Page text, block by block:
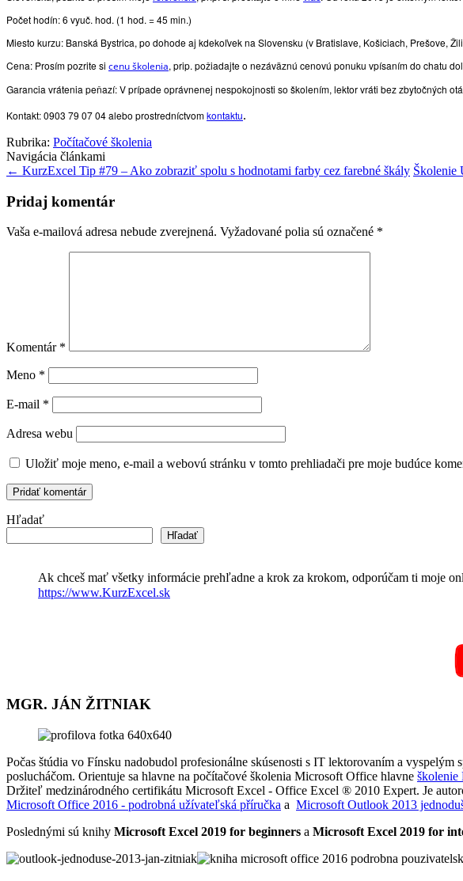
Počet hodín: 6 vyuč. hod. (1 hod. = 45 min.)
Miesto kurzu: Banská Bystrica, po dohode aj kdekoľvek na Slovensku (v Bratislave, Košiciach, Prešove,
Cena: Prosím pozrite si cenu školenia, prip. požiadajte o nezáväznú cenovú ponuku vpísaním do chatu
Garancia vrátenia peňazí: V prípade oprávnenej nespokojnosti so školením, lektor vráti bez zbytočných
Kontakt: 0903 79 07 04 alebo prostredníctvomkontaktu.
Rubrika: Počítačové školenia
Navigácia článkami
← KurzExcel Tip #79 – Ako zobraziť spolu s hodnotami farby cez farebné škály Školenie
Pridaj komentár
Vaša e-mailová adresa nebude zverejnená. Vyžadované polia sú označené *
Komentár *
Meno *
E-mail *
Adresa webu
Uložiť moje meno, e-mail a webovú stránku v tomto prehliadači pre moje budúce
Hľadať
Hľadať
Ak chceš mať všetky informácie prehľadne a krok za krokom, odporúčam ti moje
https://www.KurzExcel.sk
MGR. JÁN ŽITNIAK
Počas štúdia vo Fínsku nadobudol profesionálne skúsenosti s IT lektorovaním a
poslucháčom. Orientuje sa hlavne na počítačové školenia Microsoft Office hlavne školenie
Držiteľ medzinárodného certifikátu Microsoft Excel - Office Excel ® 2010 Expert. Je
Microsoft Office 2016 - podrobná užívateľská příručka a Microsoft Outlook 2013
Poslednými sú knihy Microsoft Excel 2019 for beginners a Microsoft Excel 2019 for